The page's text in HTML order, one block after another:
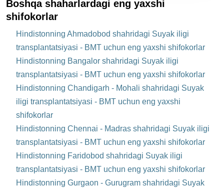
Boshqa shaharlardagi eng yaxshi
shifokorlar
Hindistonning Ahmadobod shahridagi Suyak iligi
transplantatsiyasi - BMT uchun eng yaxshi shifokorlar
Hindistonning Bangalor shahridagi Suyak iligi
transplantatsiyasi - BMT uchun eng yaxshi shifokorlar
Hindistonning Chandigarh - Mohali shahridagi Suyak
iligi transplantatsiyasi - BMT uchun eng yaxshi
shifokorlar
Hindistonning Chennai - Madras shahridagi Suyak iligi
transplantatsiyasi - BMT uchun eng yaxshi shifokorlar
Hindistonning Faridobod shahridagi Suyak iligi
transplantatsiyasi - BMT uchun eng yaxshi shifokorlar
Hindistonning Gurgaon - Gurugram shahridagi Suyak